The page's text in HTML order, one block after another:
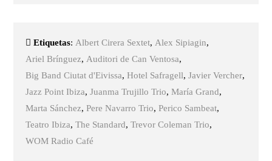
Etiquetas:Albert Cirera Sextet,Alex Sipiagin,
Ariel Brínguez,Auditori de Can Ventosa,
Big Band Ciutat d'Eivissa,Hotel Safragell,Javier Vercher,
Jazz Point Ibiza,Juanma Trujillo Trio,María Grand,
Marta Sánchez,Pere Navarro Trio,Perico Sambeat,
Teatro Ibiza,The Standard,Trevor Coleman Trio,
WOM Radio Café